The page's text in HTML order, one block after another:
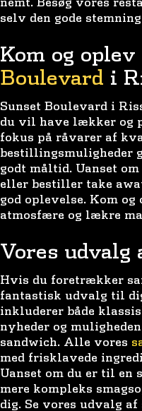
selv den gode
Kom og oplev
Boulevard i
Sunset Boulevard i
du vil have lækker og
fokus på råvarer af
bestillingsmuligheder
godt måltid. Uanset
eller bestiller take
god oplevelse. Kom
atmosfære og lækre
Vores udvalg
Hvis du foretrækker
fantastisk udvalg til
inkluderer både
nyheder og
sandwich. Alle vores
med frisklavede
Uanset om du er til en
mere kompleks
dig. Se vores udvalg af